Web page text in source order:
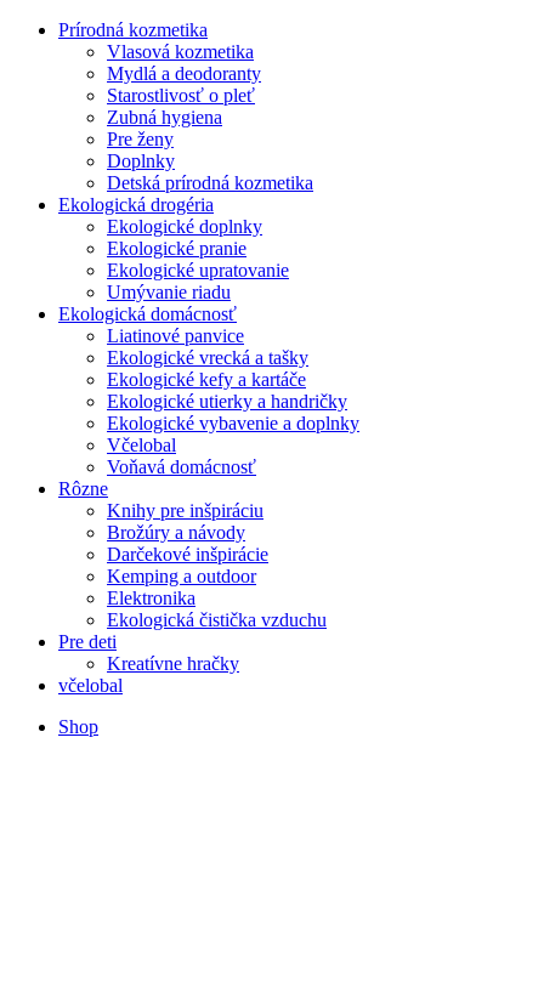
Prírodná kozmetika
Vlasová kozmetika
Mydlá a deodoranty
Starostlivosť o pleť
Zubná hygiena
Pre ženy
Doplnky
Detská prírodná kozmetika
Ekologická drogéria
Ekologické doplnky
Ekologické pranie
Ekologické upratovanie
Umývanie riadu
Ekologická domácnosť
Liatinové panvice
Ekologické vrecká a tašky
Ekologické kefy a kartáče
Ekologické utierky a handričky
Ekologické vybavenie a doplnky
Včelobal
Voňavá domácnosť
Rôzne
Knihy pre inšpiráciu
Brožúry a návody
Darčekové inšpirácie
Kemping a outdoor
Elektronika
Ekologická čistička vzduchu
Pre deti
Kreatívne hračky
včelobal
Shop